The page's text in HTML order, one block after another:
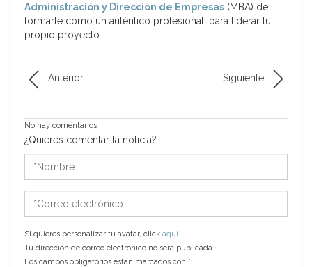
Administración y Dirección de Empresas (MBA) de
formarte como un auténtico profesional, para liderar tu
propio proyecto.
Anterior Siguiente
No hay comentarios
¿Quieres comentar la noticia?
electrónico
Si quieres personalizar tu avatar, click aquí.
Tu dirección de correo electrónico no será publicada.
Los campos obligatorios están marcados con *